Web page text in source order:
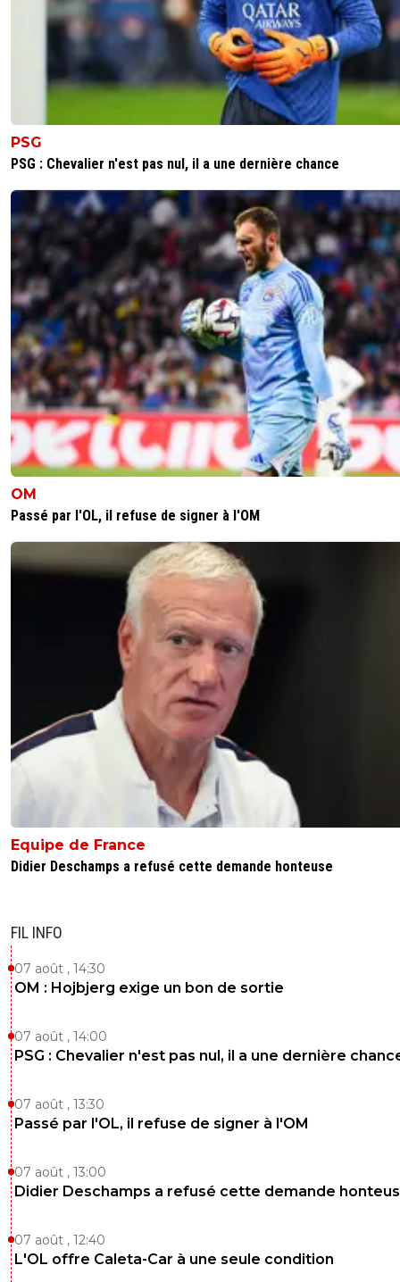
PSG
PSG : Chevalier n'est pas nul, il a une dernière chance
OM
Passé par l'OL, il refuse de signer à l'OM
Equipe de France
Didier Deschamps a refusé cette demande honteuse
FIL INFO
07 août , 14:30
OM : Hojbjerg exige un bon de sortie
07 août , 14:00
PSG : Chevalier n'est pas nul, il a une dernière
07 août , 13:30
Passé par l'OL, il refuse de signer à l'OM
07 août , 13:00
Didier Deschamps a refusé cette demande
07 août , 12:40
L'OL offre Caleta-Car à une seule condition